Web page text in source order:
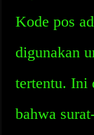
Kode pos
digunakan
tertentu. Ini
bahwa